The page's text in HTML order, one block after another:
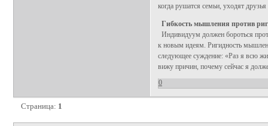
когда рушатся семьи, уходят
Гибкость мышления против
Индивидуум должен бороться
к новым идеям. Ригидность
следующее суждение: «Раз я всю
вижу причин, почему сейчас я
0
Страница: 1